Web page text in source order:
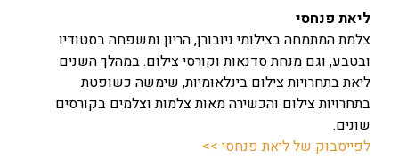
ליאת פנחסי
צלמת המתמחה בצילומי ניובורן, הריון ומשפחה בסטודיו
ובטבע, וגם מנחת סדנאות וקורסי צילום. במהלך השנים
ליאת בתחרויות צילום בינלאומיות, שימשה כשופטת
בתחרויות צילום והכשירה מאות צלמות וצלמים בקורסים
שונים.
לפייסבוק של ליאת פנחסי >>